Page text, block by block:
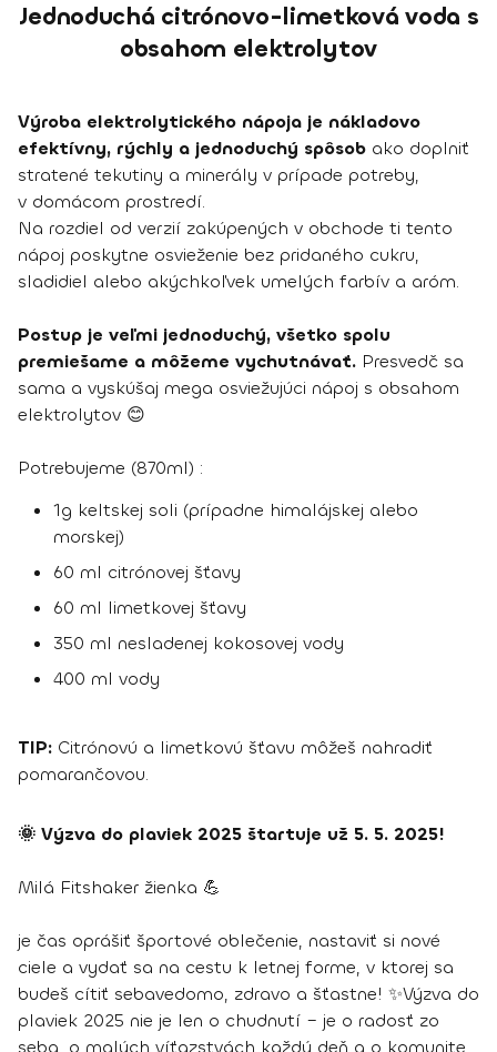
Jednoduchá citrónovo-limetková voda s
obsahom elektrolytov
Výroba elektrolytického nápoja je nákladovo
efektívny, rýchly a jednoduchý spôsob ako doplniť
stratené tekutiny a minerály v prípade potreby,
v domácom prostredí.
Na rozdiel od verzií zakúpených v obchode ti tento
nápoj poskytne osvieženie bez pridaného cukru,
sladidiel alebo akýchkoľvek umelých farbív a aróm.
Postup je veľmi jednoduchý, všetko spolu
premiešame a môžeme vychutnávať. Presvedč sa
sama a vyskúšaj mega osviežujúci nápoj s obsahom
elektrolytov 😊
Potrebujeme (870ml) :
1g keltskej soli (prípadne himalájskej alebo
morskej)
60 ml citrónovej šťavy
60 ml limetkovej šťavy
350 ml nesladenej kokosovej vody
400 ml vody
TIP: Citrónovú a limetkovú šťavu môžeš nahradiť
pomarančovou.
🌞 Výzva do plaviek 2025 štartuje už 5. 5. 2025!
Milá Fitshaker žienka 💪
je čas oprášiť športové oblečenie, nastaviť si nové
ciele a vydať sa na cestu k letnej forme, v ktorej sa
budeš cítiť sebavedomo, zdravo a šťastne! ✨Výzva do
plaviek 2025 nie je len o chudnutí – je o radosť zo
seba, o malých víťazstvách každý deň a o komunite